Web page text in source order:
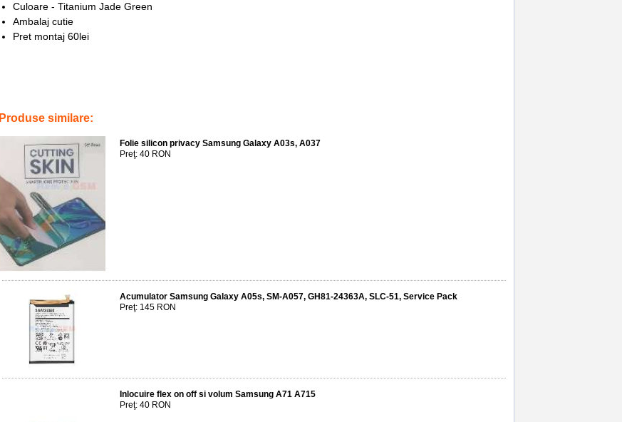
Culoare - Titanium Jade Green
Ambalaj cutie
Pret montaj 60lei
Produse similare:
Folie silicon privacy Samsung Galaxy A03s, A037
Preţ: 40 RON
Acumulator Samsung Galaxy A05s, SM-A057, GH81-24363A, SLC-51, Service Pack
Preţ: 145 RON
Inlocuire flex on off si volum Samsung A71 A715
Preţ: 40 RON